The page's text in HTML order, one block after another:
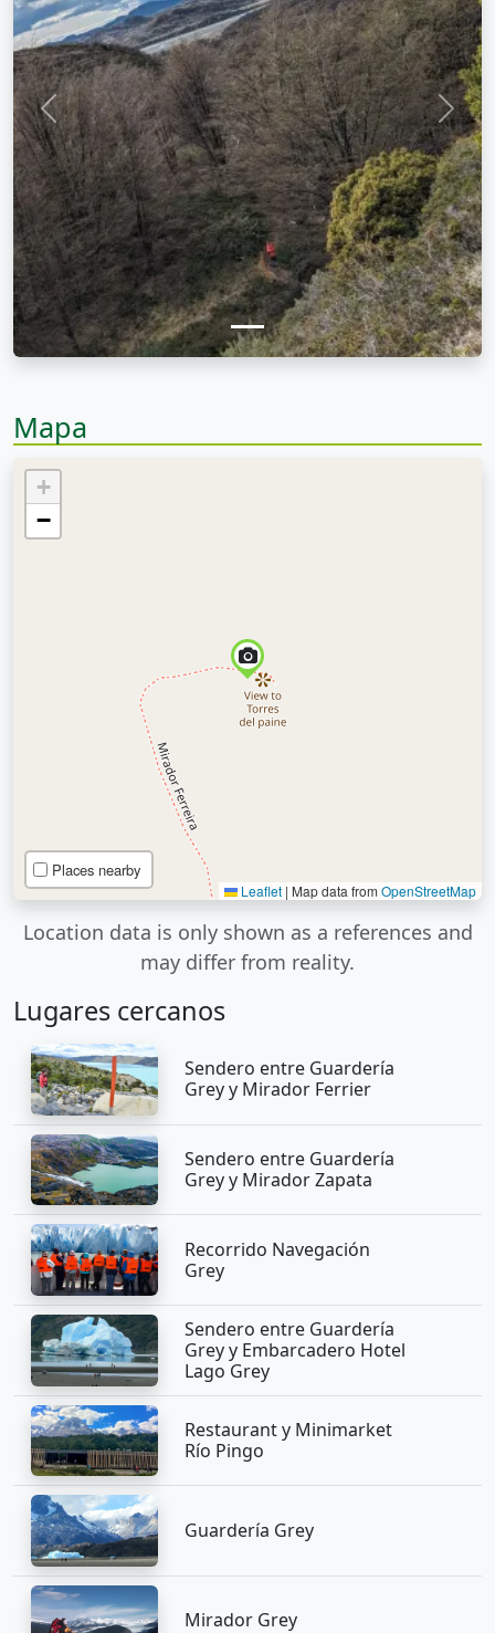
Anterior
Mapa
+
−
Places nearby
Leaflet | Map data from OpenStreetMap
Location data is only shown as a references and
may differ from reality.
Lugares cercanos
Sendero entre Guardería
Grey y Mirador Ferrier
Sendero entre Guardería
Grey y Mirador Zapata
Recorrido Navegación
Grey
Sendero entre Guardería
Grey y Embarcadero Hotel
Lago Grey
Restaurant y Minimarket
Río Pingo
Guardería Grey
Mirador Grey